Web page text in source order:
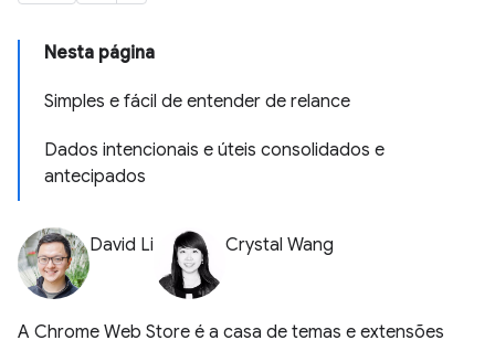
Nesta página
Simples e fácil de entender de relance
Dados intencionais e úteis consolidados e
antecipados
David Li Crystal Wang
A Chrome Web Store é a casa de temas e extensões